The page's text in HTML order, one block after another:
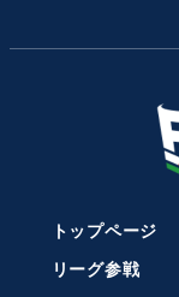
トップページ
リーグ参戦